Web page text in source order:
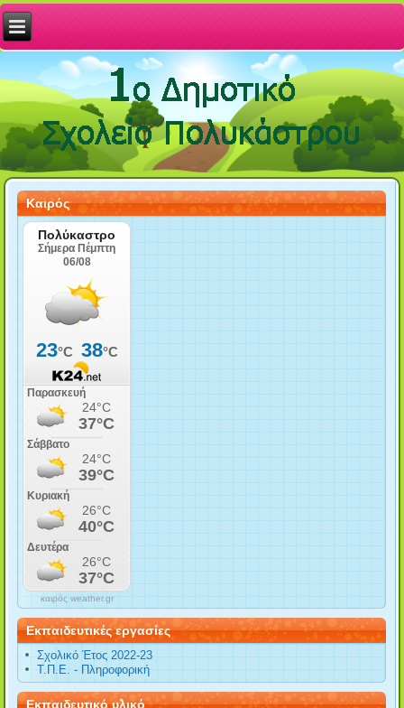
Καιρός
καιρός weather.gr
Εκπαιδευτικές εργασίες
Σχολικό Έτος 2022-23
Τ.Π.Ε. - Πληροφορική
Εκπαιδευτικό υλικό